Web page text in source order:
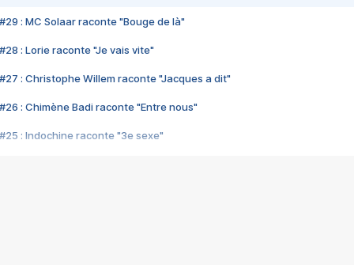
#29 : MC Solaar raconte "Bouge de là"
#28 : Lorie raconte "Je vais vite"
#27 : Christophe Willem raconte "Jacques a dit"
#26 : Chimène Badi raconte "Entre nous"
#25 : Indochine raconte "3e sexe"